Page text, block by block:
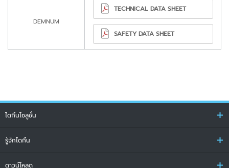
DEMNUM
TECHNICAL DATA SHEET
SAFETY DATA SHEET
ไดกิ้นโซลูชั่น
รู้จักไดกิ้น
ดาวน์โหลด